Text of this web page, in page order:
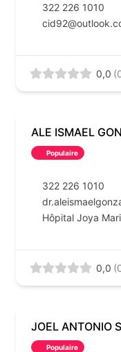
322 226 1010
0,0
ALE ISMAEL
Populaire
322 226 1010
Hôpital Joya
0,0
JOEL ANTONIO
Populaire